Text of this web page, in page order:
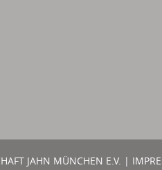
JAHN MÜNCHEN E.V. |